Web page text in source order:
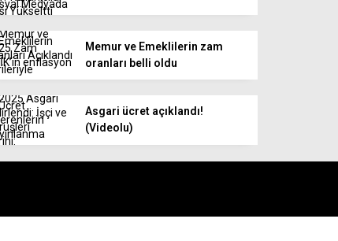
Memur ve Emeklilerin zam
oranları belli oldu
Asgari ücret açıklandı!
(Videolu)